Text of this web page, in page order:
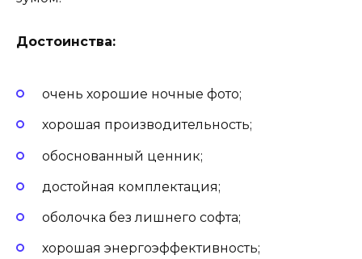
Достоинства:
очень хорошие ночные фото;
хорошая производительность;
обоснованный ценник;
достойная комплектация;
оболочка без лишнего софта;
хорошая энергоэффективность;